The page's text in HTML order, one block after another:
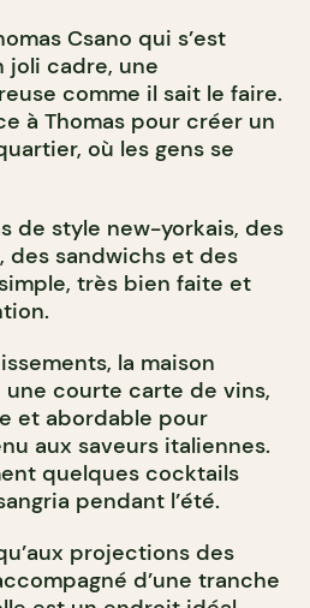
Csano qui s’est
joli cadre, une
comme il sait le faire.
à Thomas pour créer un
où les gens se
de style new-yorkais, des
des sandwichs et des
très bien faite et
la maison
une courte carte de vins,
et abordable pour
aux saveurs italiennes.
quelques cocktails
pendant l’été.
’aux projections des
d’une tranche